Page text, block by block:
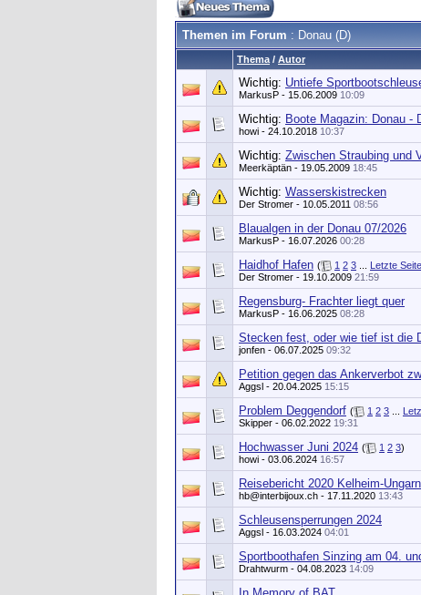
Themen im Forum : Donau (D)
Thema / Autor
Wichtig: Untiefe
MarkusP - 15.06.2009 10:09
Wichtig: Boote Magazin: Donau -
howi - 24.10.2018 10:37
Wichtig: Zwischen Straubing und
Meerkäptän - 19.05.2009 18:45
Wichtig: Wasserskistrecken
Der Stromer - 10.05.2011 08:56
Blaualgen in der Donau 07/2026
MarkusP - 16.07.2026 00:28
Haidhof Hafen ( 1 2 3 Letzte Seite
Der Stromer - 19.10.2009 21:59
Regensburg- Frachter liegt quer
MarkusP - 16.06.2025 08:28
Stecken fest, oder wie tief ist die
jonfen - 06.07.2025 09:32
Petition gegen das Ankerverbot
Aggsl - 20.04.2025 15:15
Problem Deggendorf ( 1 2 3
Skipper - 06.02.2022 19:31
Hochwasser Juni 2024 ( 1 2 3)
howi - 03.06.2024 16:57
Reisebericht 2020 Kelheim-
hb@interbijoux.ch - 17.11.2020 13:43
Schleusensperrungen 2024
Aggsl - 16.03.2024 04:01
Sportboothafen Sinzing am 04.
Drahtwurm - 04.08.2023 14:09